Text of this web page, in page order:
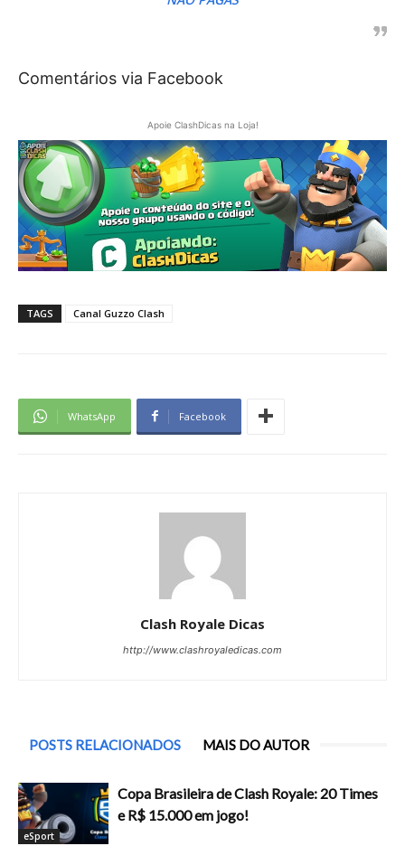
Comentários via Facebook
Apoie ClashDicas na Loja!
TAGS Canal Guzzo Clash
WhatsApp Facebook
Clash Royale Dicas
http://www.clashroyaledicas.com
POSTS RELACIONADOS MAIS DO AUTOR
eSport
Copa Brasileira de Clash Royale: 20 Times
e R$ 15.000 em jogo!